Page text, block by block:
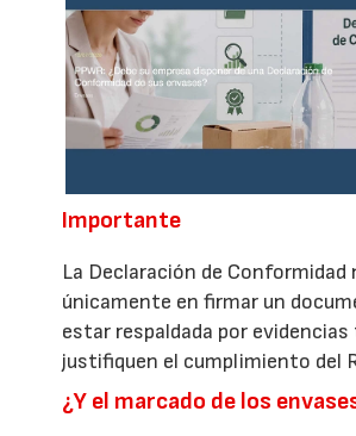
Importante
La Declaración de
únicamente en firmar un
estar respaldada por
justifiquen el cumplimiento del
¿Y el marcado de los